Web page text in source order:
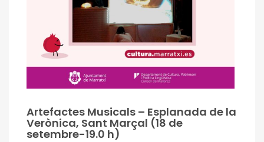
Artefactes Musicals – Esplanada de la
Verònica, Sant Marçal (18 de
setembre-19.0 h)